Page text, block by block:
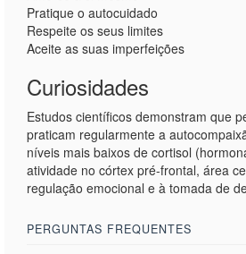
Pratique o autocuidado
Respeite os seus limites
Aceite as suas imperfeições
Curiosidades
Estudos científicos demonstram que
praticam regularmente a
níveis mais baixos de cortisol
atividade no córtex pré-frontal, área
regulação emocional e à tomada de
PERGUNTAS FREQUENTES